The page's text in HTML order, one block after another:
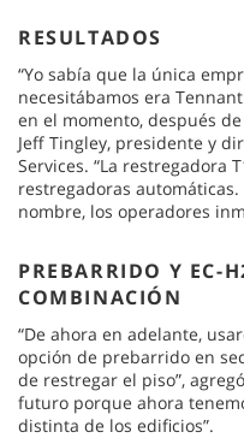
RESULTADOS
“Yo sabía que la única
necesitábamos era
en el momento, después
Jeff Tingley, presidente y
Services. “La restregadora
restregadoras
nombre, los operadores
PREBARRIDO Y EC-
COMBINACIÓN
“De ahora en adelante,
opción de prebarrido en
de restregar el piso”,
futuro porque ahora
distinta de los edificios”.